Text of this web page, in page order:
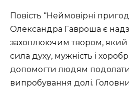
Повість “Неймовірні
Олександра Гавроша є
захоплюючим твором, який
сила духу, мужність і
допомогти людям
випробування долі.